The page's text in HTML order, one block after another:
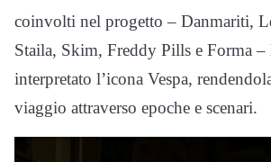
coinvolti nel progetto – Danmariti,
Staila, Skim, Freddy Pills e Forma –
interpretato l’icona Vespa,
viaggio attraverso epoche e scenari.